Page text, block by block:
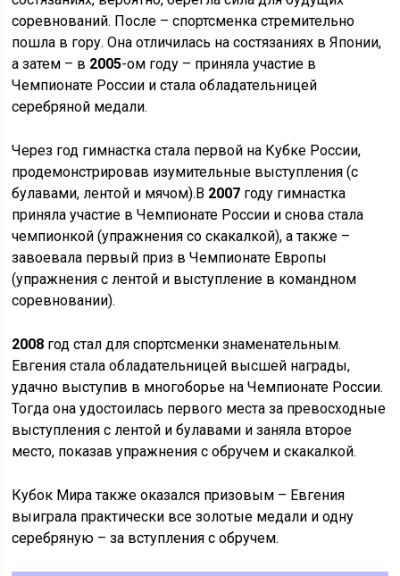
соревнований. После – спортсменка стремительно
пошла в гору. Она отличилась на состязаниях в Японии,
а затем – в 2005-ом году – приняла участие в
Чемпионате России и стала обладательницей
серебряной медали.
Через год гимнастка стала первой на Кубке России,
продемонстрировав изумительные выступления (с
булавами, лентой и мячом).В 2007 году гимнастка
приняла участие в Чемпионате России и снова стала
чемпионкой (упражнения со скакалкой), а также –
завоевала первый приз в Чемпионате Европы
(упражнения с лентой и выступление в командном
соревновании).
2008 год стал для спортсменки знаменательным.
Евгения стала обладательницей высшей награды,
удачно выступив в многоборье на Чемпионате России.
Тогда она удостоилась первого места за превосходные
выступления с лентой и булавами и заняла второе
место, показав упражнения с обручем и скакалкой.
Кубок Мира также оказался призовым – Евгения
выиграла практически все золотые медали и одну
серебряную – за вступления с обручем.